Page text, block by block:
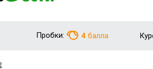
Пробки: 4 балла